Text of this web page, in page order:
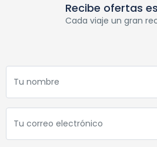
Recibe ofertas
Cada viaje un gran